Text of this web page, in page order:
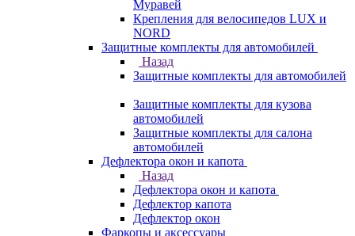
Муравей
Крепления для велосипедов LUX и
NORD
Защитные комплекты для автомобилей
Назад
Защитные комплекты для автомобилей
Защитные комплекты для кузова
автомобилей
Защитные комплекты для салона
автомобилей
Дефлектора окон и капота
Назад
Дефлектора окон и капота
Дефлектор капота
Дефлектор окон
Фаркопы и аксессуары